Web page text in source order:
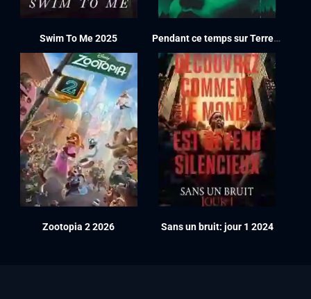
Swim To Me 2025 Pendant ce temps sur Terre 2024
Zootopia 2 2026 Sans un bruit: jour 1 2024